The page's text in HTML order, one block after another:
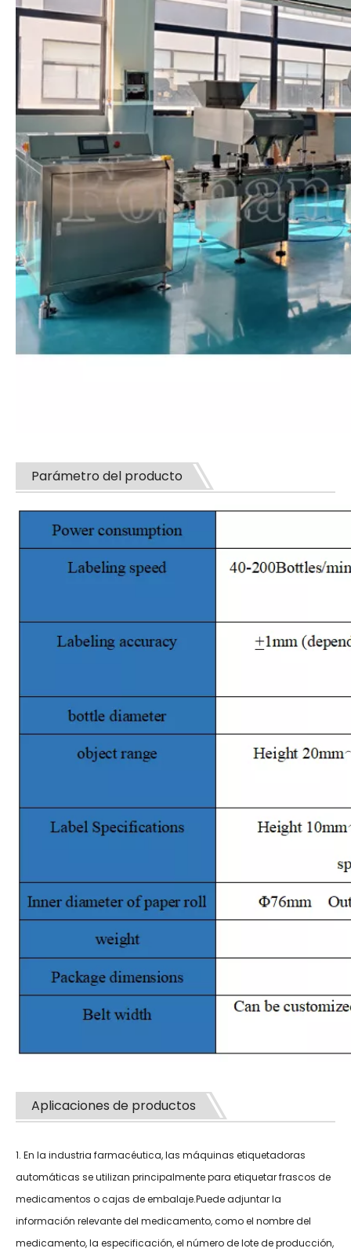
Parámetro del producto
Aplicaciones de productos
1. En la industria farmacéutica, las máquinas etiquetadoras
automáticas se utilizan principalmente para etiquetar frascos de
medicamentos o cajas de embalaje.Puede adjuntar la
información relevante del medicamento, como el nombre del
medicamento, la especificación, el número de lote de producción,